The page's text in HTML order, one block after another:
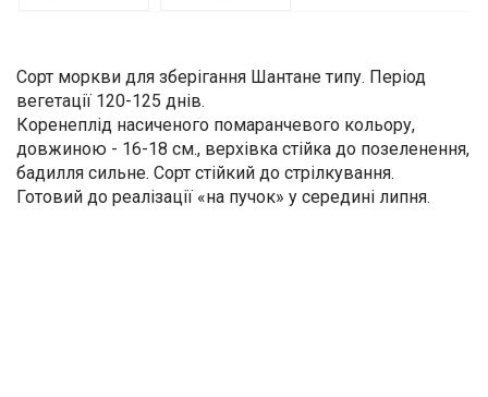
Сорт моркви для зберігання Шантане типу. Період
вегетації 120-125 днів.
Коренеплід насиченого помаранчевого кольору,
довжиною - 16-18 см., верхівка стійка до позеленення,
бадилля сильне. Сорт стійкий до стрілкування.
Готовий до реалізації «на пучок» у середині липня.